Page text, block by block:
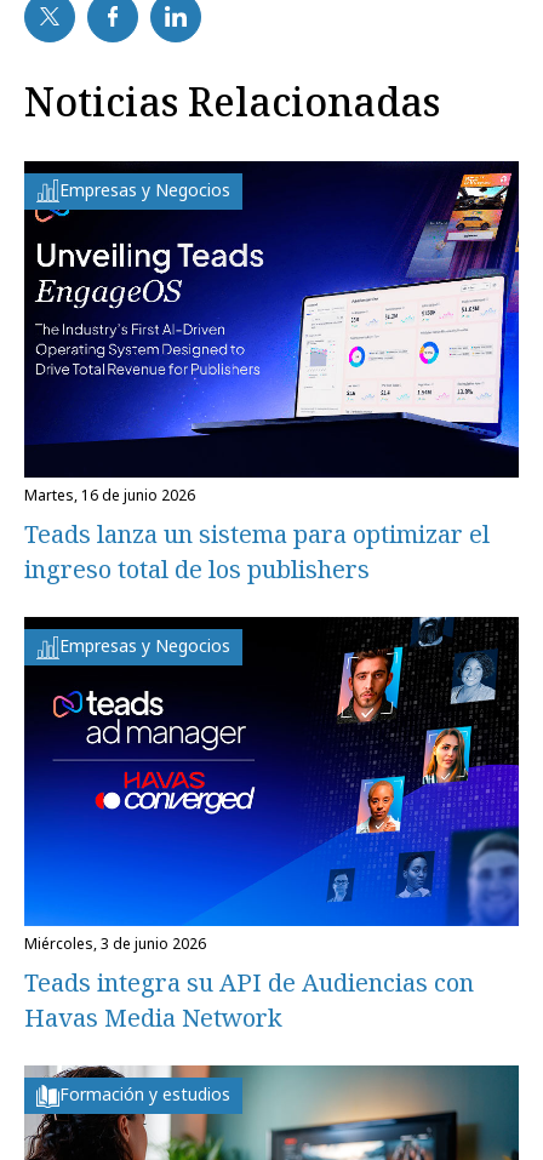
Noticias Relacionadas
Empresas y Negocios
martes, 16 de junio 2026
Teads lanza un sistema para optimizar el
ingreso total de los publishers
Empresas y Negocios
miércoles, 3 de junio 2026
Teads integra su API de Audiencias con
Havas Media Network
Formación y estudios